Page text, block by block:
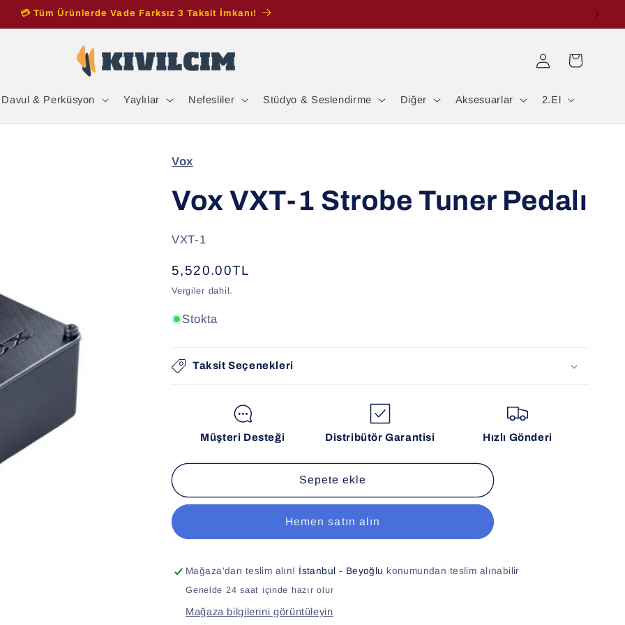
💳 Tüm Ürünlerde Vade Farksız 3 Taksit İmkanı!
Davul & Perküsyon Yaylılar Nefesliler Stüdyo & Seslendirme Diğer Aksesuarlar 2.El
Oturum
Sepet
Vox
Vox VXT-1 Strobe Tuner Pedalı
SKU:
VXT-1
Normal
fiyat
5,520.00TL
Vergiler dahil.
Stokta
Taksit Seçenekleri
Müşteri Desteği Distribütör Garantisi Hızlı Gönderi
Sepete ekle
Hemen satın alın
Mağaza'dan teslim alın! İstanbul - Beyoğlu konumundan teslim alınabilir
Genelde 24 saat içinde hazır olur
Mağaza bilgilerini görüntüleyin